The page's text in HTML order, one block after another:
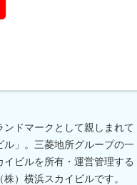
ンドマークとして親しまれて
ル」。三菱地所グループの一
イビルを所有・運営管理する
）横浜スカイビルです。